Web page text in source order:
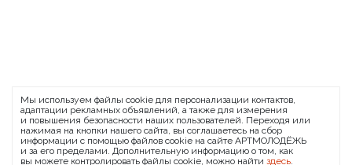
О проекте FAQ
Банковские реквизиты
Сообщить о баге
© 2026 АРТМОЛОДЁЖЬ
Мы используем файлы cookie для персонализации контактов,
адаптации рекламных объявлений, а также для измерения
и повышения безопасности наших пользователей. Переходя или
нажимая на кнопки нашего сайта, вы соглашаетесь на сбор
информации с помощью файлов cookie на сайте АРТМОЛОДЁЖЬ
и за его пределами. Дополнительную информацию о том, как
вы можете контролировать файлы cookie, можно найти здесь.